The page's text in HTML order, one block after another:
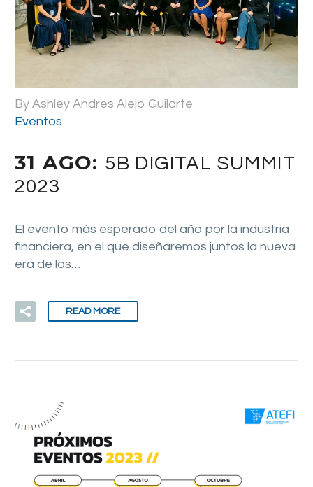
By Ashley Andres Alejo Guilarte
Eventos
31 AGO: 5B DIGITAL SUMMIT
2023
El evento más esperado del año por la industria
financiera, en el que diseñaremos juntos la nueva
era de los…
READ MORE